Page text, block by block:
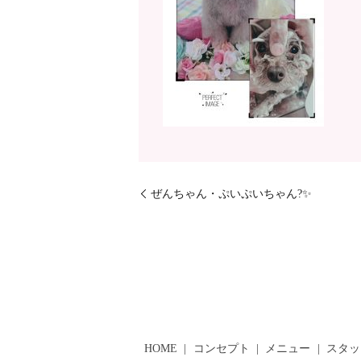
ぜんちゃん・ぷいぷいちゃん?✨
HOME コンセプト メニュー スタ